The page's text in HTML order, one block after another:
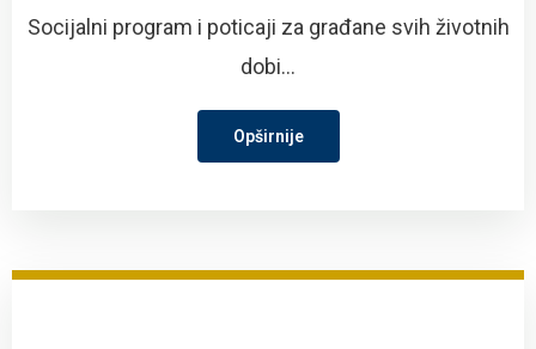
Socijalni program i poticaji za građane svih životnih
dobi...
Opširnije